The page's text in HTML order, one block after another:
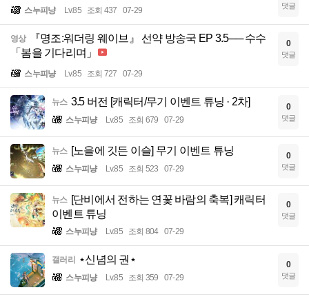
스누피냥 Lv.85 조회 437 07-29 댓글
영상
『명조:워더링 웨이브』 선약 방송국 EP 3.5── 수수
「봄을 기다리며」
스누피냥 Lv.85 조회 727 07-29
0
댓글
뉴스 3.5 버전 [캐릭터/무기 이벤트 튜닝 · 2차]
스누피냥 Lv.85 조회 679 07-29
0
댓글
뉴스 [노을에 깃든 이슬] 무기 이벤트 튜닝
스누피냥 Lv.85 조회 523 07-29
0
댓글
뉴스 [단비에서 전하는 연꽃 바람의 축복] 캐릭터
이벤트 튜닝
스누피냥 Lv.85 조회 804 07-29
0
댓글
갤러리 ⋆신념의 권⋆
스누피냥 Lv.85 조회 359 07-29
0
댓글